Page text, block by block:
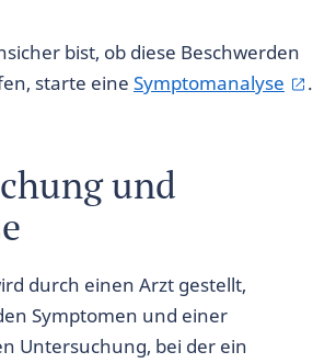
bist, ob diese Beschwerden
starte eine Symptomanalyse .
und
durch einen Arzt gestellt,
Symptomen und einer
Untersuchung, bei der ein